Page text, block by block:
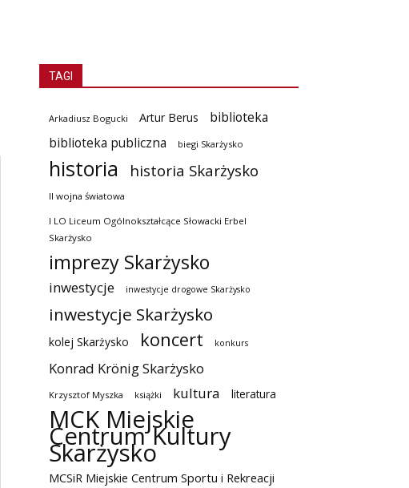
TAGI
Arkadiusz Bogucki Artur Berus
biblioteka
biblioteka publiczna
biegi Skarżysko
historia historia Skarżysko
II wojna światowa
I LO Liceum Ogólnokształcące Słowacki Erbel
Skarżysko
imprezy Skarżysko
inwestycje inwestycje drogowe Skarżysko
inwestycje Skarżysko
kolej Skarżysko koncert konkurs
Konrad Krönig Skarżysko
Krzysztof Myszka książki kultura literatura
MCK Miejskie
Centrum Kultury
Skarżysko
MCSiR Miejskie Centrum Sportu i Rekreacji